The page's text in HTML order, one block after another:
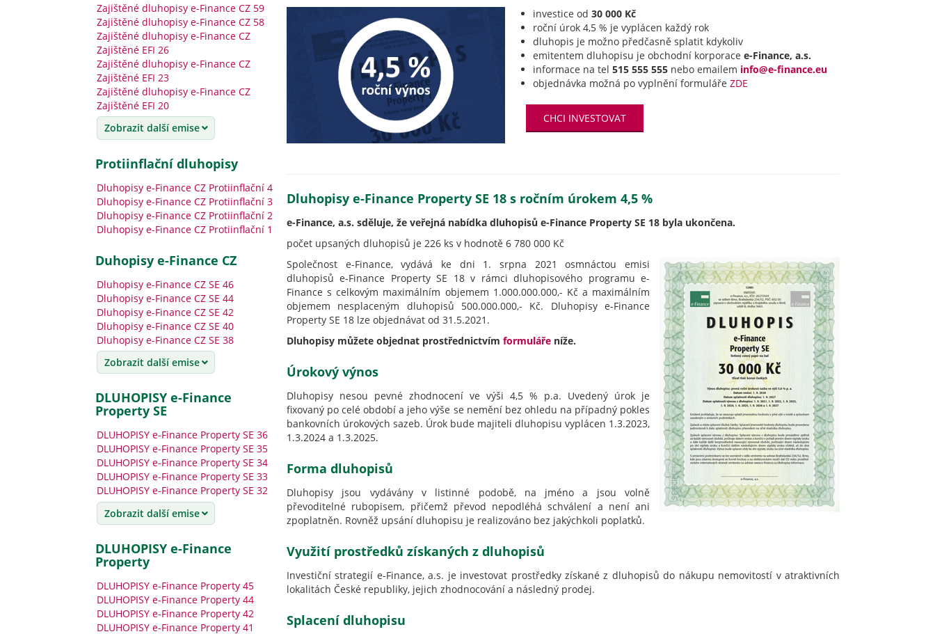
investice od 30 000 Kč
roční úrok 4,5 % je vyplácen každý rok
dluhopis je možno předčasně splatit kdykoliv
emitentem dluhopisu je obchodní korporace e-Finance, a.s.
informace na tel 515 555 555nebo emailem info@e-finance.eu
objednávka možná po vyplnění formuláře ZDE
CHCI INVESTOVAT
Dluhopisy e-Finance Property SE 18 s ročním úrokem 4,5 %
e-Finance, a.s. sděluje, že veřejná nabídka dluhopisů e-Finance Property SE 18 byla ukončena.
počet upsaných dluhopisů je 226 ks v hodnotě 6 780 000 Kč
Společnost e-Finance, vydává ke dni 1. srpna 2021 osmnáctou emisi
dluhopisů e-Finance Property SE 18 v rámci dluhopisového programu e-
Finance s celkovým maximálním objemem 1.000.000.000,- Kč a maximálním
objemem nesplaceným dluhopisů 500.000.000,- Kč. Dluhopisy e-Finance
Property SE 18 lze objednávat od 31.5.2021.
Dluhopisy můžete objednat prostřednictvím formuláře níže.
Úrokový výnos
Dluhopisy nesou pevné zhodnocení ve výši 4,5 % p.a. Uvedený úrok je
fixovaný po celé období a jeho výše se nemění bez ohledu na případný pokles
bankovních úrokových sazeb. Úrok bude majiteli dluhopisu vyplácen 1.3.2023,
1.3.2024 a 1.3.2025.
Forma dluhopisů
Dluhopisy jsou vydávány v listinné podobě, na jméno a jsou volně
převoditelné rubopisem, přičemž převod nepodléhá schválení a není ani
zpoplatněn. Rovněž upsání dluhopisu je realizováno bez jakýchkoli poplatků.
Využití prostředků získaných z dluhopisů
Investiční strategií e-Finance, a.s. je investovat prostředky získané z dluhopisů do nákupu nemovitostí v atraktivních
lokalitách České republiky, jejich zhodnocování a následný prodej.
Splacení dluhopisu
Zajištěné dluhopisy e-Finance CZ 59
Zajištěné dluhopisy e-Finance CZ 58
Zajištěné dluhopisy e-Finance CZ
Zajištěné EFI 26
Zajištěné dluhopisy e-Finance CZ
Zajištěné EFI 23
Zajištěné dluhopisy e-Finance CZ
Zajištěné EFI 20
Zobrazit další emise
Protiinflační dluhopisy
Dluhopisy e-Finance CZ Protiinflační 4
Dluhopisy e-Finance CZ Protiinflační 3
Dluhopisy e-Finance CZ Protiinflační 2
Dluhopisy e-Finance CZ Protiinflační 1
Duhopisy e-Finance CZ
Dluhopisy e-Finance CZ SE 46
Dluhopisy e-Finance CZ SE 44
Dluhopisy e-Finance CZ SE 42
Dluhopisy e-Finance CZ SE 40
Dluhopisy e-Finance CZ SE 38
Zobrazit další emise
DLUHOPISY e-Finance
Property SE
DLUHOPISY e-Finance Property SE 36
DLUHOPISY e-Finance Property SE 35
DLUHOPISY e-Finance Property SE 34
DLUHOPISY e-Finance Property SE 33
DLUHOPISY e-Finance Property SE 32
Zobrazit další emise
DLUHOPISY e-Finance
Property
DLUHOPISY e-Finance Property 45
DLUHOPISY e-Finance Property 44
DLUHOPISY e-Finance Property 42
DLUHOPISY e-Finance Property 41